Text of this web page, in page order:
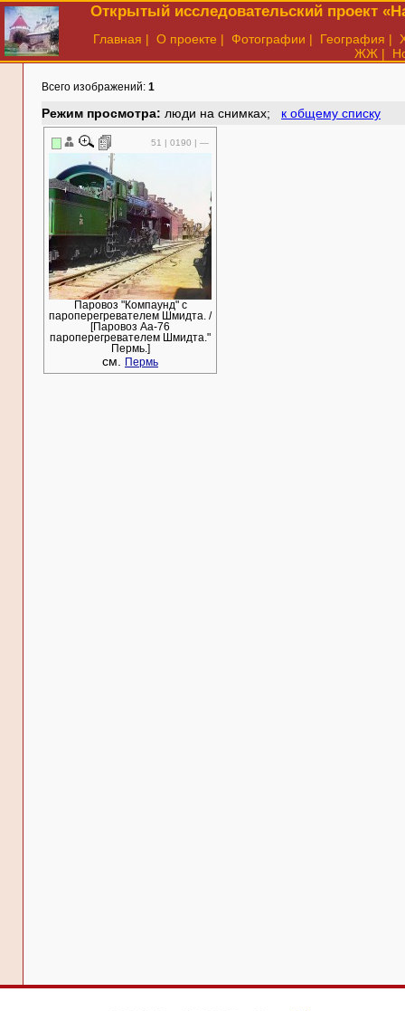
Открытый исследовательский проект
Главная | О проекте | Фотографии | География |
ЖЖ |
Всего изображений: 1
Режим просмотра: люди на снимках; к общему списку
51 | 0190 | —
Паровоз "Компаунд" с
пароперегревателем Шмидта. /
[Паровоз Аа-76
пароперегревателем Шмидта."
Пермь.]
см. Пермь